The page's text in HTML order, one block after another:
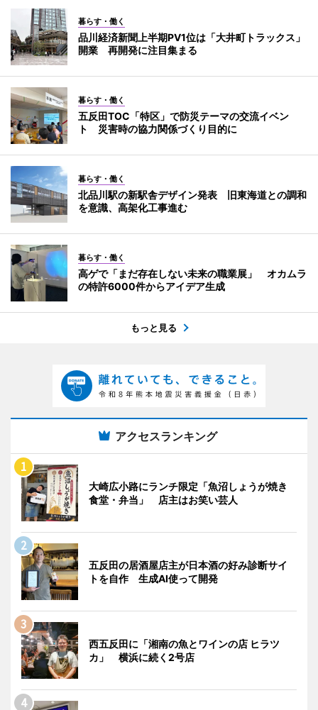
暮らす・働く
品川経済新聞上半期PV1位は「大井町トラックス」
開業 再開発に注目集まる
暮らす・働く
五反田TOC「特区」で防災テーマの交流イベン
ト 災害時の協力関係づくり目的に
暮らす・働く
北品川駅の新駅舎デザイン発表 旧東海道との調和
を意識、高架化工事進む
暮らす・働く
高ゲで「まだ存在しない未来の職業展」 オカムラ
の特許6000件からアイデア生成
もっと見る
アクセスランキング
大崎広小路にランチ限定「魚沼しょうが焼き
食堂・弁当」 店主はお笑い芸人
五反田の居酒屋店主が日本酒の好み診断サイ
トを自作 生成AI使って開発
西五反田に「湘南の魚とワインの店 ヒラツ
カ」 横浜に続く2号店